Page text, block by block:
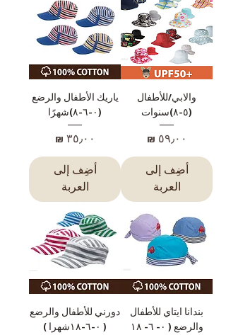
والابي/للأطفال
(٥-٨)سنوات
السعر
أضِف إلى
العربة
ياريك الأطفال والرضع
(٠-٦-٨)شهرًا
السعر
أضِف إلى
العربة
بندانا ايتاي للأطفال
والرضع ( ٠- ٦- ١٨
دورني للأطفال والرضع
( ٠-٦-١٨شهرا )